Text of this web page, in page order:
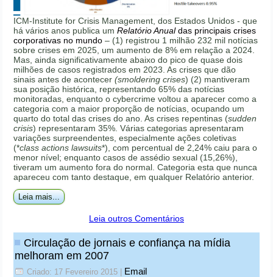
ICM-Institute for Crisis Management, dos Estados Unidos - que
há vários anos publica umRelatório Anualdas principais crises
corporativas no mundo – (1) registrou 1 milhão 232 mil notícias
sobre crises em 2025, um aumento de 8% em relação a 2024.
Mas, ainda significativamente abaixo do pico de quase dois
milhões de casos registrados em 2023. As crises que dão
sinais antes de acontecer(smoldering crises) (2) mantiveram
sua posição histórica, representando 65% das notícias
monitoradas, enquanto o cybercrime voltou a aparecer como a
categoria com a maior proporção de notícias, ocupando um
quarto do total das crises do ano. As crises repentinas (sudden
crisis) representaram 35%. Várias categorias apresentaram
variações surpreendentes, especialmente ações coletivas
(*class actions lawsuits*), com percentual de 2,24% caiu para o
menor nível; enquanto casos de assédio sexual (15,26%),
tiveram um aumento fora do normal. Categoria esta que nunca
apareceu com tanto destaque, em qualquer Relatório anterior.
Leia mais...
Leia outros Comentários
Circulação de jornais e confiança na mídia
melhoram em 2007
Criado: 17 Fevereiro 2015 Email